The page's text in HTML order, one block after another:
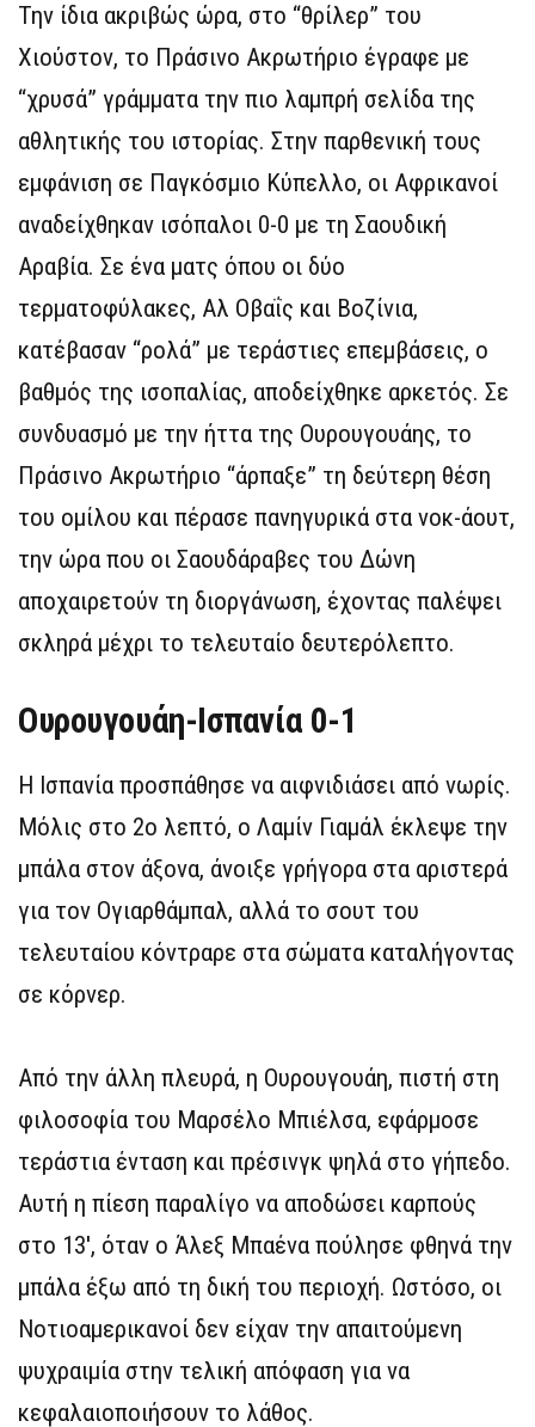
Την ίδια ακριβώς ώρα, στο “θρίλερ” του
Χιούστον, το Πράσινο Ακρωτήριο έγραφε με
“χρυσά” γράμματα την πιο λαμπρή σελίδα της
αθλητικής του ιστορίας. Στην παρθενική τους
εμφάνιση σε Παγκόσμιο Κύπελλο, οι Αφρικανοί
αναδείχθηκαν ισόπαλοι 0-0 με τη Σαουδική
Αραβία. Σε ένα ματς όπου οι δύο
τερματοφύλακες, Αλ Οβαΐς και Βοζίνια,
κατέβασαν “ρολά” με τεράστιες επεμβάσεις, ο
βαθμός της ισοπαλίας, αποδείχθηκε αρκετός. Σε
συνδυασμό με την ήττα της Ουρουγουάης, το
Πράσινο Ακρωτήριο “άρπαξε” τη δεύτερη θέση
του ομίλου και πέρασε πανηγυρικά στα νοκ-άουτ,
την ώρα που οι Σαουδάραβες του Δώνη
αποχαιρετούν τη διοργάνωση, έχοντας παλέψει
σκληρά μέχρι το τελευταίο δευτερόλεπτο.
Ουρουγουάη-Ισπανία 0-1
Η Ισπανία προσπάθησε να αιφνιδιάσει από νωρίς.
Μόλις στο 2ο λεπτό, ο Λαμίν Γιαμάλ έκλεψε την
μπάλα στον άξονα, άνοιξε γρήγορα στα αριστερά
για τον Ογιαρθάμπαλ, αλλά το σουτ του
τελευταίου κόντραρε στα σώματα καταλήγοντας
σε κόρνερ.
Από την άλλη πλευρά, η Ουρουγουάη, πιστή στη
φιλοσοφία του Μαρσέλο Μπιέλσα, εφάρμοσε
τεράστια ένταση και πρέσινγκ ψηλά στο γήπεδο.
Αυτή η πίεση παραλίγο να αποδώσει καρπούς
στο 13′, όταν ο Άλεξ Μπαένα πούλησε φθηνά την
μπάλα έξω από τη δική του περιοχή. Ωστόσο, οι
Νοτιοαμερικανοί δεν είχαν την απαιτούμενη
ψυχραιμία στην τελική απόφαση για να
κεφαλαιοποιήσουν το λάθος.